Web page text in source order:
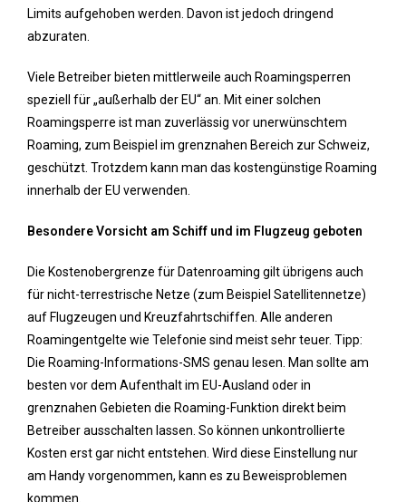
Limits aufgehoben werden. Davon ist jedoch dringend
abzuraten.
Viele Betreiber bieten mittlerweile auch Roamingsperren
speziell für „außerhalb der EU“ an. Mit einer solchen
Roamingsperre ist man zuverlässig vor unerwünschtem
Roaming, zum Beispiel im grenznahen Bereich zur Schweiz,
geschützt. Trotzdem kann man das kostengünstige Roaming
innerhalb der EU verwenden.
Besondere Vorsicht am Schiff und im Flugzeug geboten
Die Kostenobergrenze für Datenroaming gilt übrigens auch
für nicht-terrestrische Netze (zum Beispiel Satellitennetze)
auf Flugzeugen und Kreuzfahrtschiffen. Alle anderen
Roamingentgelte wie Telefonie sind meist sehr teuer. Tipp:
Die Roaming-Informations-SMS genau lesen. Man sollte am
besten vor dem Aufenthalt im EU-Ausland oder in
grenznahen Gebieten die Roaming-Funktion direkt beim
Betreiber ausschalten lassen. So können unkontrollierte
Kosten erst gar nicht entstehen. Wird diese Einstellung nur
am Handy vorgenommen, kann es zu Beweisproblemen
kommen.